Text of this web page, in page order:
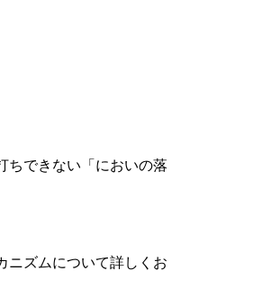
ちできない「においの落
ニズムについて詳しくお